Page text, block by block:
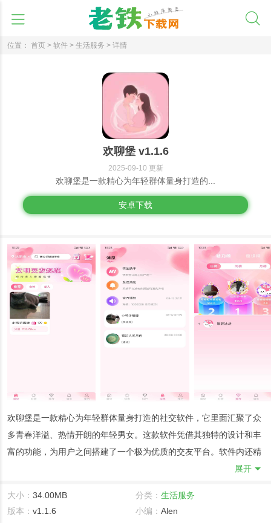
位置： 首页 > 软件 > 生活服务 > 详情
欢聊堡 v1.1.6
2025-09-10 更新
欢聊堡是一款精心为年轻群体量身打造的...
安卓下载
欢聊堡是一款精心为年轻群体量身打造的社交软件，它里面汇聚了众
多青春洋溢、热情开朗的年轻男女。这款软件凭借其独特的设计和丰
富的功能，为用户之间搭建了一个极为优质的交友平台。软件内还精
心设置了丰富多样的聊天室，涵盖了游戏、音乐、影视、运动等各个
入。在聊天室中，大家可以参与热闹的多人聊天互动，与来自不同地
展开
大小： 34.00MB 分类： 生活服务
版本： v1.1.6 小编： Alen